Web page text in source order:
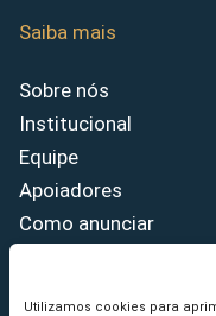
Utilizamos cookies para
Saiba mais
Sobre nós
Institucional
Equipe
Apoiadores
Como anunciar